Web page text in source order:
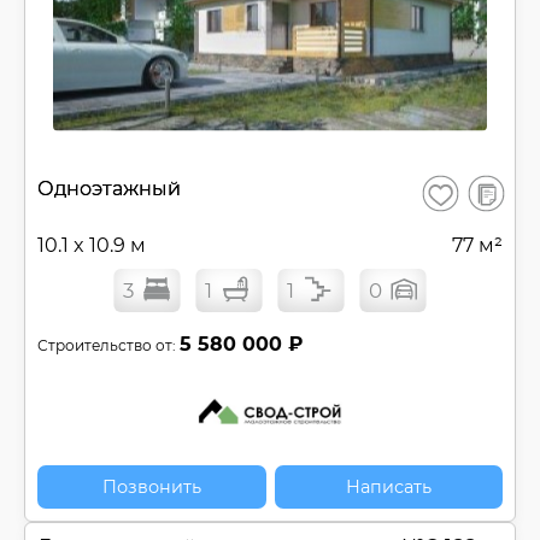
Сбросить
Одноэтажный Сохранить
В
10.1 x 10.9 м 77 м²
3 1 1 0
Строительство от: 5 580 000 ₽
Позвонить Написать